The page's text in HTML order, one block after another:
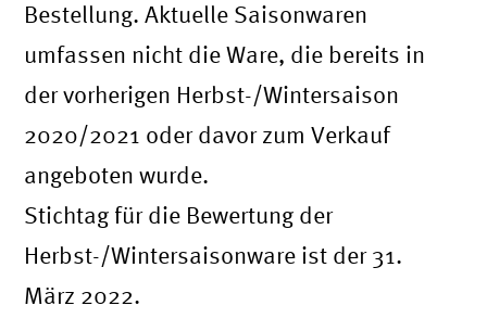
Bestellung. Aktuelle Saisonwaren
umfassen nicht die Ware, die bereits in
der vorherigen Herbst-/Wintersaison
2020/2021 oder davor zum Verkauf
angeboten wurde.
Stichtag für die Bewertung der
Herbst-/Wintersaisonware ist der 31.
März 2022.